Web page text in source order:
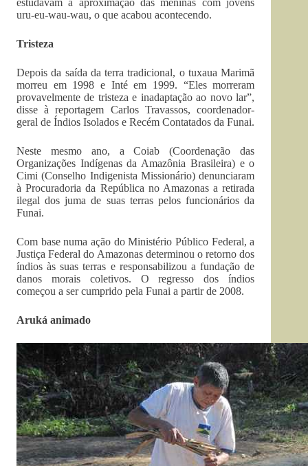
estudavam a aproximação das meninas com jovens
uru-eu-wau-wau, o que acabou acontecendo.
Tristeza
Depois da saída da terra tradicional, o tuxaua Marimã
morreu em 1998 e Inté em 1999. “Eles morreram
provavelmente de tristeza e inadaptação ao novo lar”,
disse à reportagem Carlos Travassos, coordenador-
geral de Índios Isolados e Recém Contatados da Funai.
Neste mesmo ano, a Coiab (Coordenação das
Organizações Indígenas da Amazônia Brasileira) e o
Cimi (Conselho Indigenista Missionário) denunciaram
à Procuradoria da República no Amazonas a retirada
ilegal dos juma de suas terras pelos funcionários da
Funai.
Com base numa ação do Ministério Público Federal, a
Justiça Federal do Amazonas determinou o retorno dos
índios às suas terras e responsabilizou a fundação de
danos morais coletivos. O regresso dos índios
começou a ser cumprido pela Funai a partir de 2008.
Aruká animado